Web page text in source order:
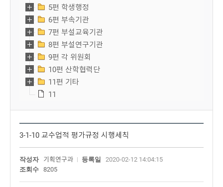
5편 학생행정
6편 부속기관
7편 부설교육기관
8편 부설연구기관
9편 각 위원회
10편 산학협력단
11편 기타
11
3-1-10 교수업적 평가규정 시행세칙
작성자 기획연구과 등록일
2020-02-12 14:04:15
조회수
8205